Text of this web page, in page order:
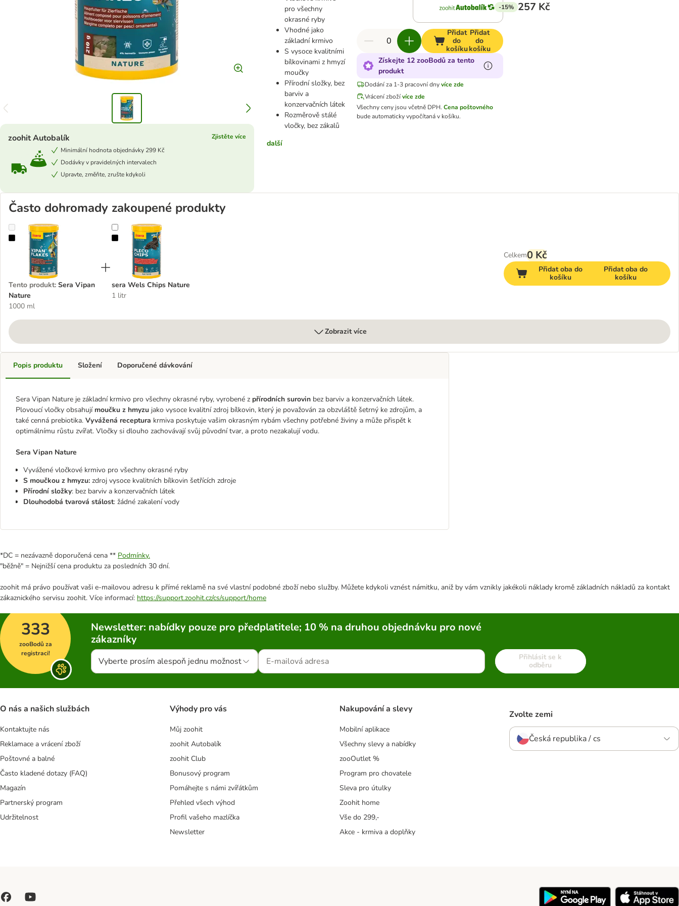
pro všechny
okrasné ryby
Vhodné jako
základní krmivo
S vysoce kvalitními
bílkovinami z hmyzí
moučky
Přírodní složky, bez
barviv a
konzervačních látek
Rozměrově stálé
vločky, bez zákalů
další
zoohit Autobalík
Zjistěte více
Minimální hodnota objednávky 299 Kč
Dodávky v pravidelných intervalech
Upravte, změňte, zrušte kdykoli
-15% 257 Kč
Přidat
do
košíku
Přidat
do
košíku
Získejte 12 zooBodů za tento
produkt
Dodání za 1-3 pracovní dny více zde
Vrácení zbožívíce zde
Všechny ceny jsou včetně DPH. Cena poštovného
bude automaticky vypočítaná v košíku.
Často dohromady zakoupené produkty
Sera Vipan Nature
Tento produkt: Sera Vipan
Nature
1000 ml
sera Wels Chips Nature
sera Wels Chips Nature
1 litr
Celkem0 Kč
Přidat oba do
košíku
Přidat oba do
košíku
Zobrazit více
Popis produktu
Sera Vipan Nature je základní krmivo pro všechny okrasné ryby, vyrobené z přírodních surovin bez barviv a konzervačních látek.
Plovoucí vločky obsahují moučku z hmyzu jako vysoce kvalitní zdroj bílkovin, který je považován za obzvláště šetrný ke zdrojům, a
také cenná prebiotika. Vyvážená receptura krmiva poskytuje vašim okrasným rybám všechny potřebné živiny a může přispět k
optimálnímu růstu zvířat. Vločky si dlouho zachovávají svůj původní tvar, a proto nezakalují vodu.
Sera Vipan Nature
Vyvážené vločkové krmivo pro všechny okrasné ryby
S moučkou z hmyzu: zdroj vysoce kvalitních bílkovin šetřících zdroje
Přírodní složky: bez barviv a konzervačních látek
Dlouhodobá tvarová stálost: žádné zakalení vody
Složení Doporučené dávkování
*DC = nezávazně doporučená cena ** Podmínky.
"běžně" = Nejnižší cena produktu za posledních 30 dní.
zoohit má právo používat vaši e-mailovou adresu k přímé reklamě na své vlastní podobné zboží nebo služby. Můžete kdykoli vznést námitku, aniž by vám vznikly jakékoli náklady kromě základních nákladů za kontakt
zákaznického servisu zoohit. Více informací: https://support.zoohit.cz/cs/support/home
333
zooBodů za
registraci!
Newsletter: nabídky pouze pro předplatitele; 10 % na druhou objednávku pro nové
zákazníky
Vyberte prosím alespoň jednu možnost
Přihlásit se k
odběru
O nás a našich službách
Kontaktujte nás
Reklamace a vrácení zboží
Poštovné a balné
Často kladené dotazy (FAQ)
Magazín
Partnerský program
Udržitelnost
Výhody pro vás
Můj zoohit
zoohit Autobalík
zoohit Club
Bonusový program
Pomáhejte s námi zvířátkům
Přehled všech výhod
Profil vašeho mazlíčka
Newsletter
Nakupování a slevy
Mobilní aplikace
Všechny slevy a nabídky
zooOutlet %
Program pro chovatele
Sleva pro útulky
Zoohit home
Vše do 299,-
Akce - krmiva a doplňky
Zvolte zemi
Česká republika / cs